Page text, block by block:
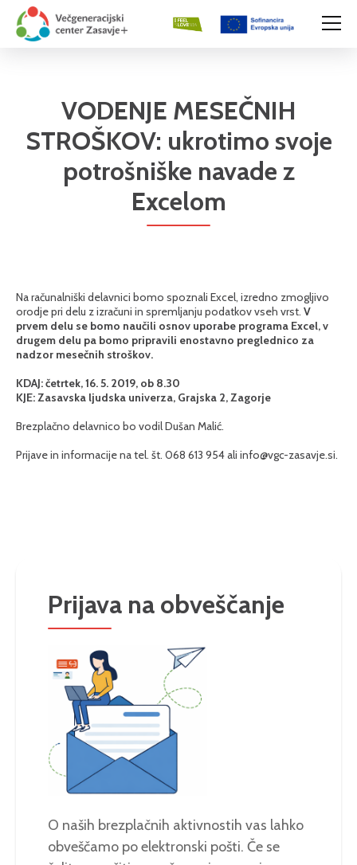
VODENJE MESEČNIH
STROŠKOV: ukrotimo svoje
potrošniške navade z
Excelom
Na računalniški delavnici bomo spoznali Excel, izredno zmogljivo
orodje pri delu z izračuni in spremljanju podatkov vseh vrst. V
prvem delu se bomo naučili osnov uporabe programa Excel, v
drugem delu pa bomo pripravili enostavno preglednico za
nadzor mesečnih stroškov.
KDAJ: četrtek, 16. 5. 2019, ob 8.30
KJE: Zasavska ljudska univerza, Grajska 2, Zagorje
Brezplačno delavnico bo vodil Dušan Malić.
Prijave in informacije na tel. št. 068 613 954 ali info@vgc-zasavje.si.
Prijava na obveščanje
O naših brezplačnih aktivnostih vas lahko
obveščamo po elektronski pošti. Če se